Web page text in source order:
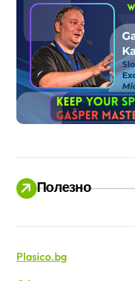
Полезно
Plasico.bg